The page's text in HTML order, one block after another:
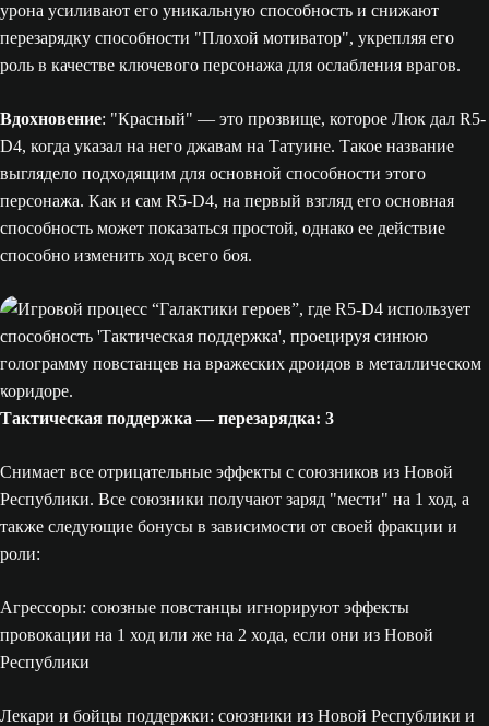
урона усиливают его уникальную способность и снижают
перезарядку способности "Плохой мотиватор", укрепляя его
роль в качестве ключевого персонажа для ослабления врагов.
Вдохновение: "Красный" — это прозвище, которое Люк дал R5-
D4, когда указал на него джавам на Татуине. Такое название
выглядело подходящим для основной способности этого
персонажа. Как и сам R5-D4, на первый взгляд его основная
способность может показаться простой, однако ее действие
способно изменить ход всего боя.
Тактическая поддержка — перезарядка: 3
Снимает все отрицательные эффекты с союзников из Новой
Республики. Все союзники получают заряд "мести" на 1 ход, а
также следующие бонусы в зависимости от своей фракции и
роли:
Агрессоры: союзные повстанцы игнорируют эффекты
провокации на 1 ход или же на 2 хода, если они из Новой
Республики
Лекари и бойцы поддержки: союзники из Новой Республики и